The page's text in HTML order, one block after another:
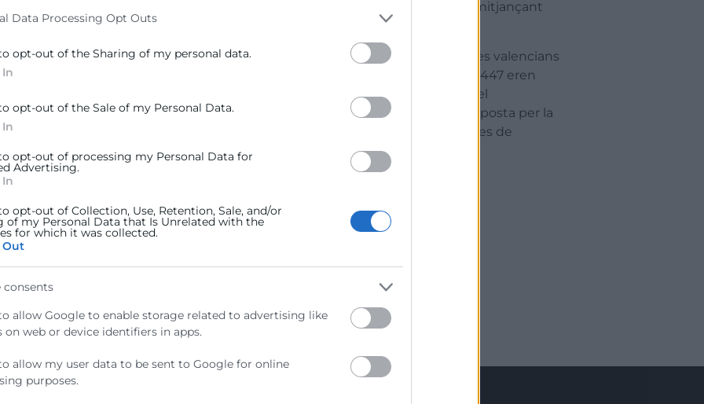
Data Processing Opt Outs
opt-out of the Sharing of my personal data.
opt-out of the Sale of my Personal Data.
opt-out of processing my Personal Data for
Advertising.
opt-out of Collection, Use, Retention, Sale, and/or
of my Personal Data that Is Unrelated with the
for which it was collected.
consents
allow Google to enable storage related to advertising like
on web or device identifiers in apps.
allow my user data to be sent to Google for online
purposes.
de creixement més sostenibles i menys dependent de l’exterior- i no mitjançant
davant canvis i xocs globals”, ha afirmat Morata.
sempre ha sigut un mercat amb àmplies oportunitats per als productes valencians
van realitzar vendes en el mercat estatunidenc en 2024, de les quals 1.447 eren
les empreses que de manera irregular realitzen activitats d’exportació i el
la qual cosa una pujada de preus de venda pot traure-les del mercat. L’aposta per la
totes les empreses exportadores i eixe objectiu estan treballant les Cambres de